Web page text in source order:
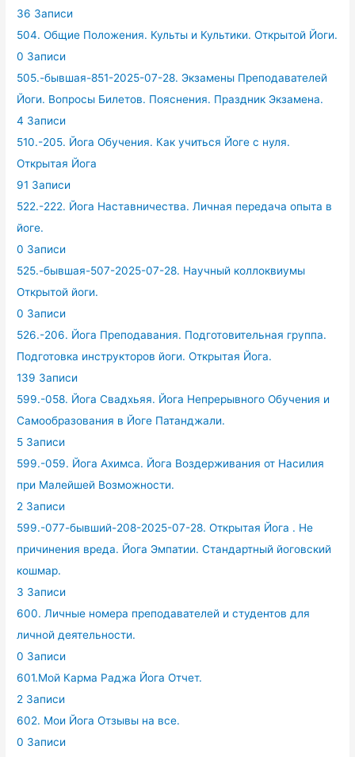
36 Записи
504. Общие Положения. Культы и Культики. Открытой Йоги.
0 Записи
505.-бывшая-851-2025-07-28. Экзамены Преподавателей
Йоги. Вопросы Билетов. Пояснения. Праздник Экзамена.
4 Записи
510.-205. Йога Обучения. Как учиться Йоге с нуля.
Открытая Йога
91 Записи
522.-222. Йога Наставничества. Личная передача опыта в
йоге.
0 Записи
525.-бывшая-507-2025-07-28. Научный коллоквиумы
Открытой йоги.
0 Записи
526.-206. Йога Преподавания. Подготовительная группа.
Подготовка инструкторов йоги. Открытая Йога.
139 Записи
599.-058. Йога Свадхьяя. Йога Непрерывного Обучения и
Самообразования в Йоге Патанджали.
5 Записи
599.-059. Йога Ахимса. Йога Воздерживания от Насилия
при Малейшей Возможности.
2 Записи
599.-077-бывший-208-2025-07-28. Открытая Йога . Не
причинения вреда. Йога Эмпатии. Стандартный йоговский
кошмар.
3 Записи
600. Личные номера преподавателей и студентов для
личной деятельности.
0 Записи
601.Мой Карма Раджа Йога Отчет.
2 Записи
602. Мои Йога Отзывы на все.
0 Записи